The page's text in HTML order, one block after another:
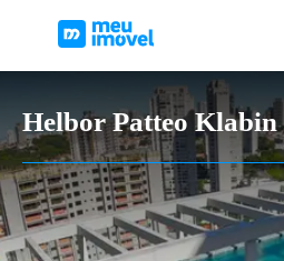
Helbor Patteo Klabin